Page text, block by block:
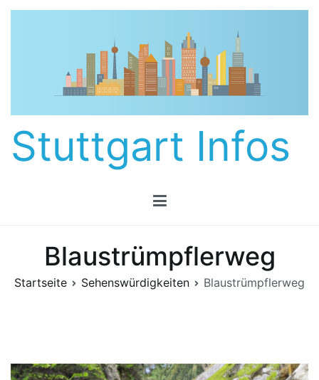
Zum
Stuttgart Infos
Blaustrümpflerweg
Startseite Sehenswürdigkeiten Blaustrümpflerweg